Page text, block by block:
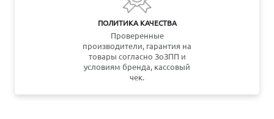
ПОЛИТИКА КАЧЕСТВА
Проверенные
производители, гарантия на
товары согласно ЗоЗПП и
условиям бренда, кассовый
чек.